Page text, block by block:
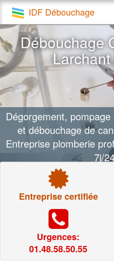
IDF Débouchage
Débouchage
Dégorgement,
et débouchage de
Entreprise plomberie
7j/
Entreprise certifiée
Urgences:
01.48.58.50.55